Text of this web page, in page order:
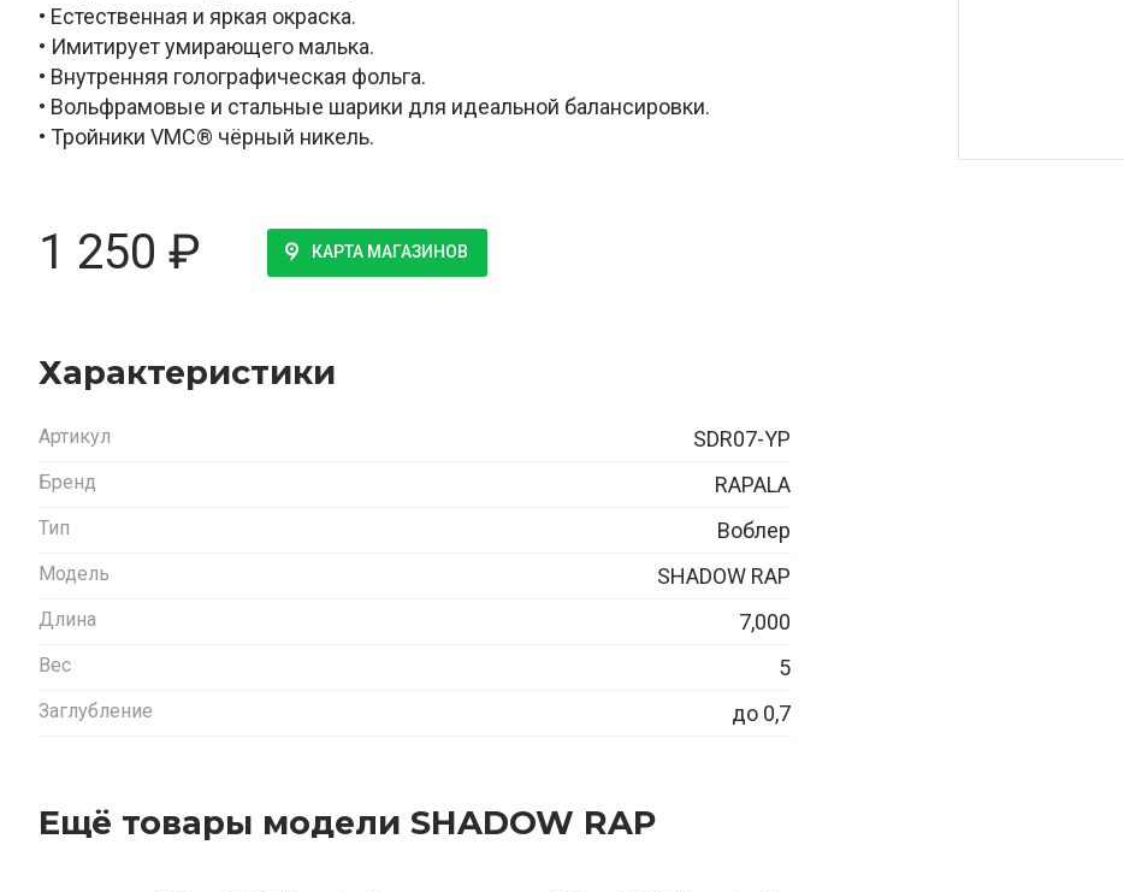
• Естественная и яркая окраска.
• Имитирует умирающего малька.
• Внутренняя голографическая фольга.
• Вольфрамовые и стальные шарики для идеальной балансировки.
• Тройники VMC® чёрный никель.
1 250 ₽ КАРТА МАГАЗИНОВ
Характеристики
Артикул SDR07-YP
Бренд RAPALA
Тип Воблер
Модель SHADOW RAP
Длина 7,000
Вес 5
Заглубление до 0,7
Ещё товары модели SHADOW RAP